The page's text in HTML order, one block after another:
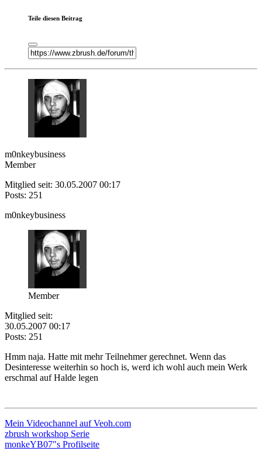
Teile diesen Beitrag
m0nkeybusiness
Member
Mitglied seit: 30.05.2007 00:17
Posts: 251
m0nkeybusiness
Member
Mitglied seit:
30.05.2007 00:17
Posts: 251
Hmm naja. Hatte mit mehr Teilnehmer gerechnet. Wenn das
Desinteresse weiterhin so hoch is, werd ich wohl auch mein Werk
erschmal auf Halde legen
Mein Videochannel auf Veoh.com
zbrush workshop Serie
monkeYB07"s Profilseite